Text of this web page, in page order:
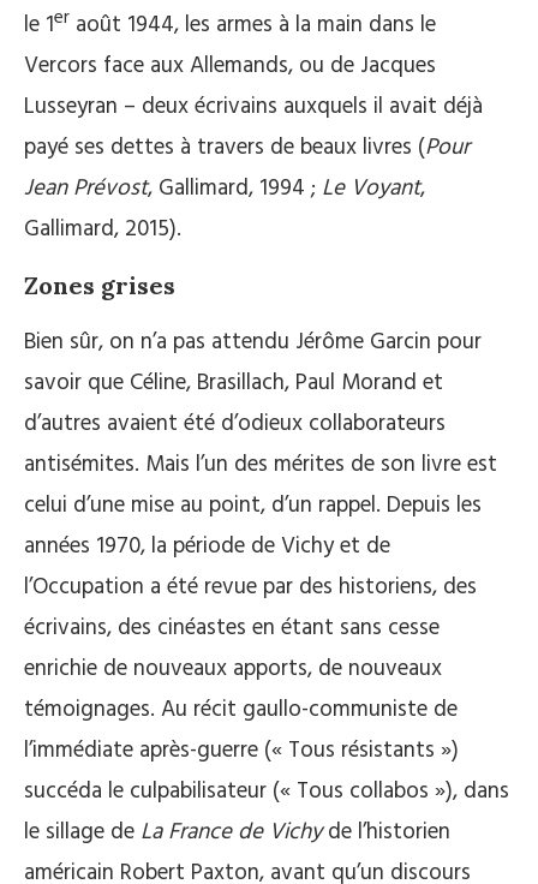
le 1er août 1944, les armes à la main dans le
Vercors face aux Allemands, ou de Jacques
Lusseyran – deux écrivains auxquels il avait déjà
payé ses dettes à travers de beaux livres (Pour
Jean Prévost, Gallimard, 1994 ; Le Voyant,
Gallimard, 2015).
Zones grises
Bien sûr, on n’a pas attendu Jérôme Garcin pour
savoir que Céline, Brasillach, Paul Morand et
d’autres avaient été d’odieux collaborateurs
antisémites. Mais l’un des mérites de son livre est
celui d’une mise au point, d’un rappel. Depuis les
années 1970, la période de Vichy et de
l’Occupation a été revue par des historiens, des
écrivains, des cinéastes en étant sans cesse
enrichie de nouveaux apports, de nouveaux
témoignages. Au récit gaullo-communiste de
l’immédiate après-guerre (« Tous résistants »)
succéda le culpabilisateur (« Tous collabos »), dans
le sillage de La France de Vichyde l’historien
américain Robert Paxton, avant qu’un discours